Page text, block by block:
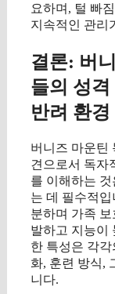
요하며, 털 빠
지속적인 관리
결론: 버
들의 성
반려 환경
버니즈 마운틴
견으로서 독자
를 이해하는
는 데 필수적
분하며 가족
발하고 지능이
한 특성은 각
화, 훈련 방식,
니다.